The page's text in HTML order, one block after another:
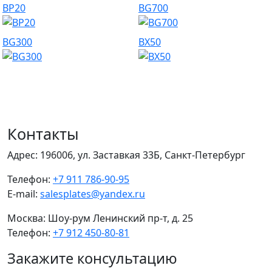
BP20 BG700
BG300 BX50
Контакты
Адрес: 196006, ул. Заставкая 33Б, Санкт-Петербург
Телефон: +7 911 786-90-95
E-mail: salesplates@yandex.ru
Москва: Шоу-рум Ленинский пр-т, д. 25
Телефон: +7 912 450-80-81
Закажите консультацию